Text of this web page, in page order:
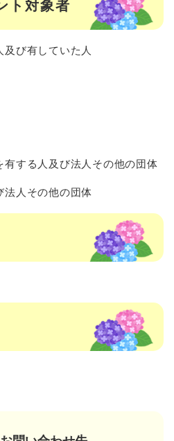
ト対象者
び有していた人
する人及び法人その他の団体
人その他の団体​